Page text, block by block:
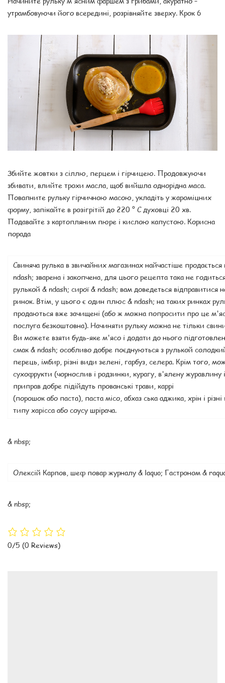
утрамбовуючи його всередині, розрівняйте зверху. Крок 6
Збийте жовтки з сіллю, перцем і гірчицею. Продовжуючи
збивати, влийте трохи масла, щоб вийшла однорідна маса.
Повапните рульку гірчичною масою, укладіть у жароміцних
форму, запікайте в розігрітій до 220 ° С духовці 20 хв.
Подавайте з картопляним пюре і кислою капустою. Корисна
порада
Свиняча рулька в звичайних магазинах найчастіше
ndash; зварена і закопчена, для цього рецепта така не
рулькой & ndash; сирої & ndash; вам доведеться відправитися
ринок. Втім, у цього є один плюс & ndash; на таких ринках
продаються вже зачищені (або ж можна попросити про це
послуга безкоштовна). Начиняти рульку можна не тільки
Ви можете взяти будь-яке м'ясо і додати до нього
смак & ndash; особливо добре поєднуються з рулькой
перець, імбир, різні види зелені, гарбуз, селера. Крім того,
сухофрукти (чорнослив і родзинки, курагу, в'ялену журавлину
приправ добре підійдуть прованські трави, каррі
(порошок або паста), паста місо, абхаз ська аджика, хрін і різні
типу харісса або соусу шрірача.
& nbsp;
Олексій Карпов, шеф повар журналу & laquo; Гастроном &
& nbsp;
0/5 (0 Reviews)